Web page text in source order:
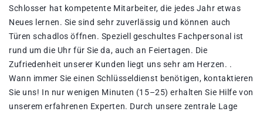
Schlosser hat kompetente Mitarbeiter, die jedes Jahr etwas
Neues lernen. Sie sind sehr zuverlässig und können auch
Türen schadlos öffnen. Speziell geschultes Fachpersonal ist
rund um die Uhr für Sie da, auch an Feiertagen. Die
Zufriedenheit unserer Kunden liegt uns sehr am Herzen. .
Wann immer Sie einen Schlüsseldienst benötigen, kontaktieren
Sie uns! In nur wenigen Minuten (15–25) erhalten Sie Hilfe von
unserem erfahrenen Experten. Durch unsere zentrale Lage